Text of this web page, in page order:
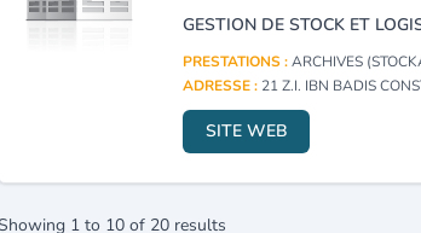
GESTION DE STOCK ET
PRESTATIONS :ARCHIVES
ADRESSE : 21 Z.I. IBN BADIS
SITE WEB
1 to 10 of 20 results